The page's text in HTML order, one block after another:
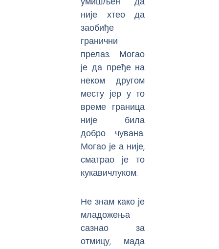
није хтео да
заобиђе
гранични
прелаз. Могао
је да пређе на
неком другом
месту јер у то
време граница
није била
добро чувана.
Могао је а није,
сматрао је то
кукавичлуком.
Не знам како је
младожења
сазнао за
отмицу, мада